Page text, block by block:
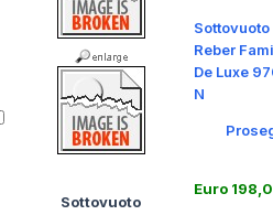
Sottovuoto
Sottovuoto
Reber
De Luxe
N
Euro